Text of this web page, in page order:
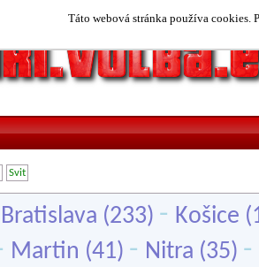
Táto webová stránka používa cookies.
Svit
Bratislava (233) - Košice
Martin (41) - Nitra (35) -